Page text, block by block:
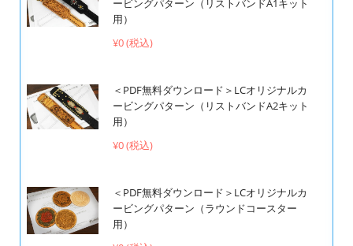
ービングパターン（リストバンドA1キット
用）
¥0 (税込)
＜PDF無料ダウンロード＞LCオリジナルカ
ービングパターン（リストバンドA2キット
用）
¥0 (税込)
＜PDF無料ダウンロード＞LCオリジナルカ
ービングパターン（ラウンドコースター
用）